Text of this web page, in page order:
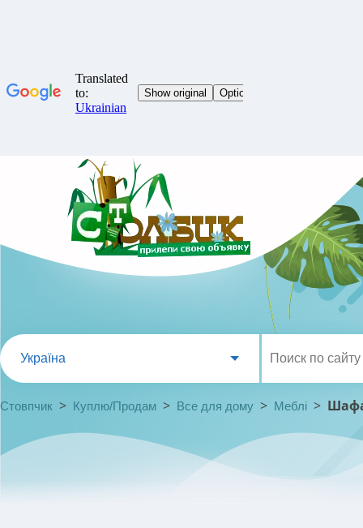
Україна
Стовпчик > Куплю/Продам > Все для дому > Меблі >